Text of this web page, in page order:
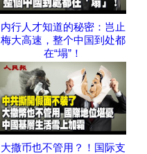
内行人才知道的秘密：岂止
梅大高速，整个中国到处都
在“塌”！
大撒币也不管用？！国际支